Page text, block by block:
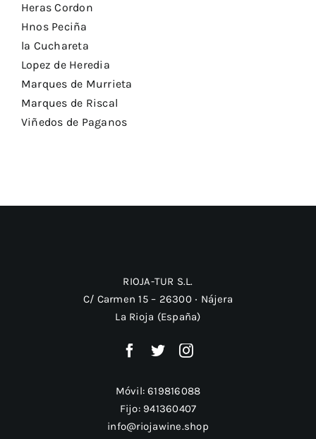
Heras Cordon
Hnos Peciña
la Cuchareta
Lopez de Heredia
Marques de Murrieta
Marques de Riscal
Viñedos de Paganos
RIOJA-TUR S.L.
C/ Carmen 15 – 26300 ‧ Nájera
La Rioja (España)
Móvil:619816088
Fijo: 941360407
info@riojawine.shop